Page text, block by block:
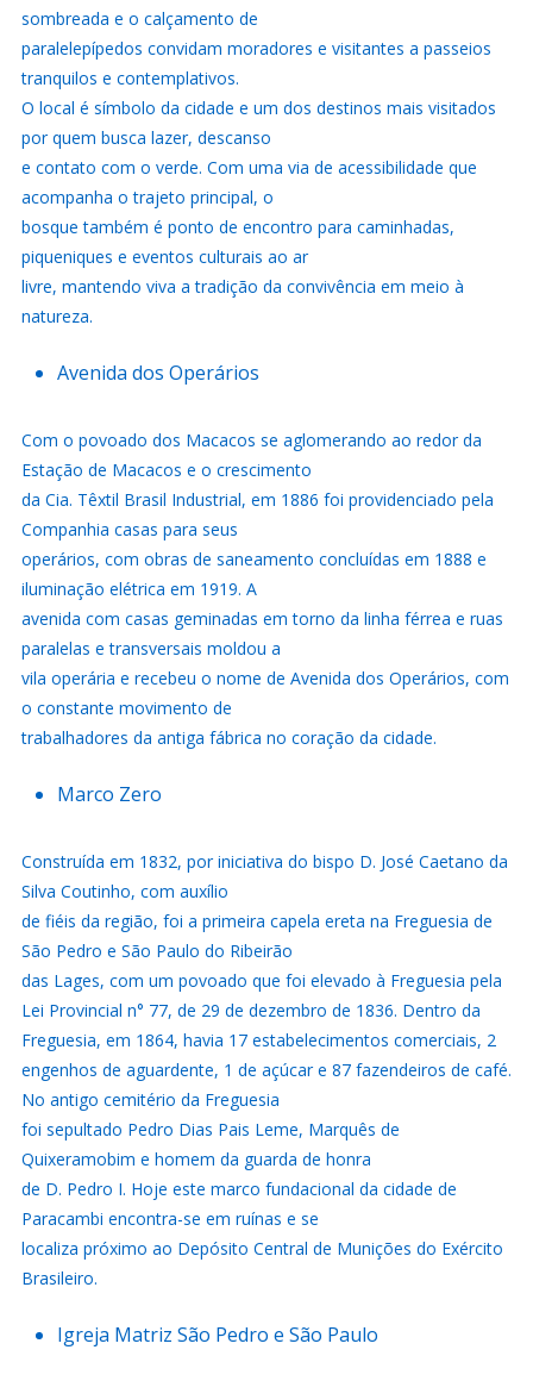
sombreada e o calçamento de
paralelepípedos convidam moradores e visitantes a passeios
tranquilos e contemplativos.
O local é símbolo da cidade e um dos destinos mais visitados
por quem busca lazer, descanso
e contato com o verde. Com uma via de acessibilidade que
acompanha o trajeto principal, o
bosque também é ponto de encontro para caminhadas,
piqueniques e eventos culturais ao ar
livre, mantendo viva a tradição da convivência em meio à
natureza.
Avenida dos Operários
Com o povoado dos Macacos se aglomerando ao redor da
Estação de Macacos e o crescimento
da Cia. Têxtil Brasil Industrial, em 1886 foi providenciado pela
Companhia casas para seus
operários, com obras de saneamento concluídas em 1888 e
iluminação elétrica em 1919. A
avenida com casas geminadas em torno da linha férrea e ruas
paralelas e transversais moldou a
vila operária e recebeu o nome de Avenida dos Operários, com
o constante movimento de
trabalhadores da antiga fábrica no coração da cidade.
Marco Zero
Construída em 1832, por iniciativa do bispo D. José Caetano da
Silva Coutinho, com auxílio
de fiéis da região, foi a primeira capela ereta na Freguesia de
São Pedro e São Paulo do Ribeirão
das Lages, com um povoado que foi elevado à Freguesia pela
Lei Provincial n° 77, de 29 de dezembro de 1836. Dentro da
Freguesia, em 1864, havia 17 estabelecimentos comerciais, 2
engenhos de aguardente, 1 de açúcar e 87 fazendeiros de café.
No antigo cemitério da Freguesia
foi sepultado Pedro Dias Pais Leme, Marquês de
Quixeramobim e homem da guarda de honra
de D. Pedro I. Hoje este marco fundacional da cidade de
Paracambi encontra-se em ruínas e se
localiza próximo ao Depósito Central de Munições do Exército
Brasileiro.
Igreja Matriz São Pedro e São Paulo